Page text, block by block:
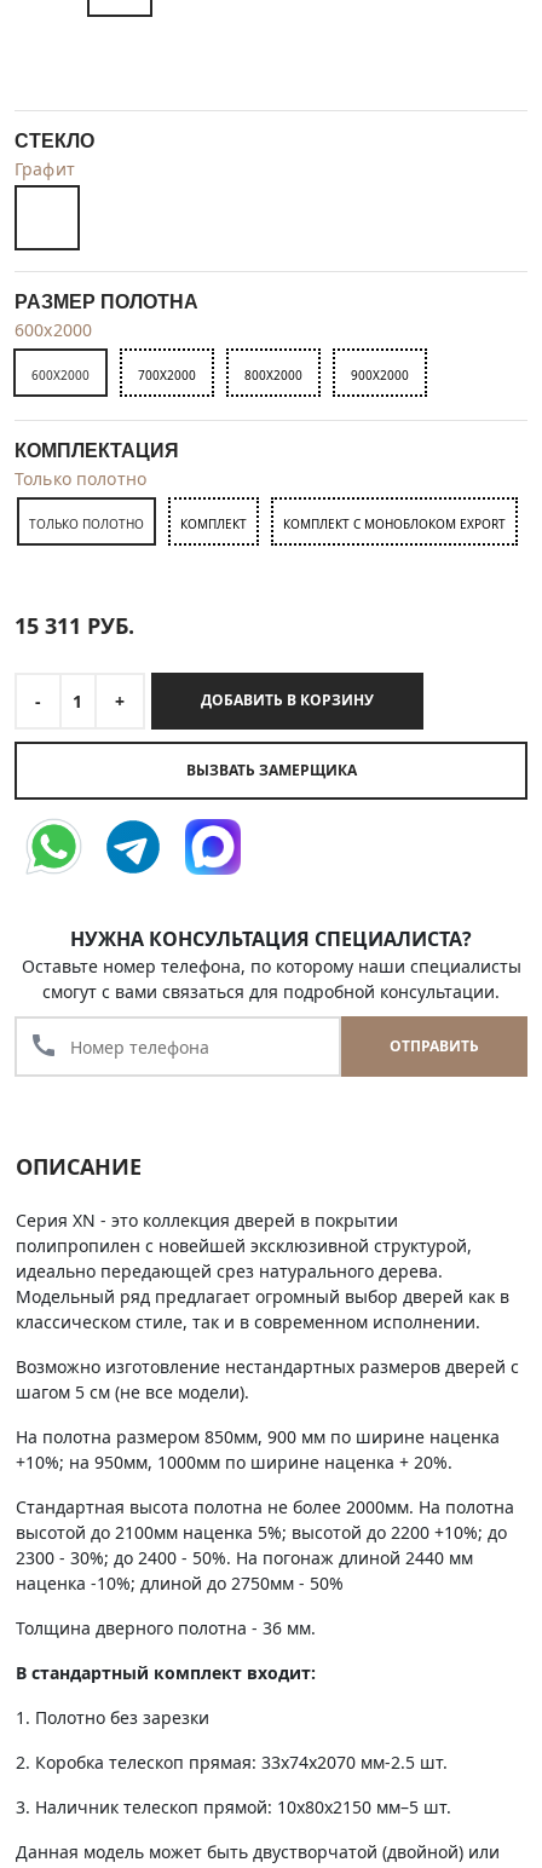
СТЕКЛО
Графит
РАЗМЕР ПОЛОТНА
600x2000
600X2000 700X2000 800X2000 900X2000
КОМПЛЕКТАЦИЯ
Только полотно
ТОЛЬКО ПОЛОТНО КОМПЛЕКТ КОМПЛЕКТ С МОНОБЛОКОМ EXPORT
15 311 РУБ.
- 1 + ДОБАВИТЬ В КОРЗИНУ
ВЫЗВАТЬ ЗАМЕРЩИКА
НУЖНА КОНСУЛЬТАЦИЯ СПЕЦИАЛИСТА?
Оставьте номер телефона, по которому наши специалисты
смогут с вами связаться для подробной консультации.
call ОТПРАВИТЬ
ОПИСАНИЕ
Серия XN - это коллекция дверей в покрытии
полипропилен с новейшей эксклюзивной структурой,
идеально передающей срез натурального дерева.
Модельный ряд предлагает огромный выбор дверей как в
классическом стиле, так и в современном исполнении.
Возможно изготовление нестандартных размеров дверей с
шагом 5 см (не все модели).
На полотна размером 850мм, 900 мм по ширине наценка
+10%; на 950мм, 1000мм по ширине наценка + 20%.
Стандартная высота полотна не более 2000мм. На полотна
высотой до 2100мм наценка 5%; высотой до 2200 +10%; до
2300 - 30%; до 2400 - 50%. На погонаж длиной 2440 мм
наценка -10%; длиной до 2750мм - 50%
Толщина дверного полотна - 36 мм.
В стандартный комплект входит:
1. Полотно без зарезки
2. Коробка телескоп прямая: 33х74х2070 мм-2.5 шт.
3. Наличник телескоп прямой: 10х80х2150 мм–5 шт.
Данная модель может быть двустворчатой (двойной) или